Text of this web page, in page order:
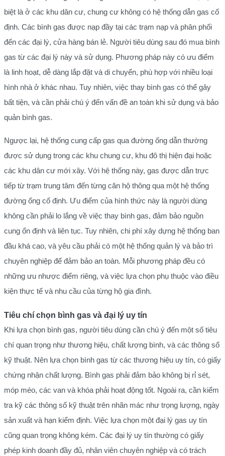
biệt là ở các khu dân cư, chung cư không có hệ thống dẫn gas cố
định. Các bình gas được nạp đầy tại các trạm nạp và phân phối
đến các đại lý, cửa hàng bán lẻ. Người tiêu dùng sau đó mua bình
gas từ các đại lý này và sử dụng. Phương pháp này có ưu điểm
là linh hoạt, dễ dàng lắp đặt và di chuyển, phù hợp với nhiều loại
hình nhà ở khác nhau. Tuy nhiên, việc thay bình gas có thể gây
bất tiện, và cần phải chú ý đến vấn đề an toàn khi sử dụng và bảo
quản bình gas.
Ngược lại, hệ thống cung cấp gas qua đường ống dẫn thường
được sử dụng trong các khu chung cư, khu đô thị hiện đại hoặc
các khu dân cư mới xây. Với hệ thống này, gas được dẫn trực
tiếp từ trạm trung tâm đến từng căn hộ thông qua một hệ thống
đường ống cố định. Ưu điểm của hình thức này là người dùng
không cần phải lo lắng về việc thay bình gas, đảm bảo nguồn
cung ổn định và liên tục. Tuy nhiên, chi phí xây dựng hệ thống ban
đầu khá cao, và yêu cầu phải có một hệ thống quản lý và bảo trì
chuyên nghiệp để đảm bảo an toàn. Mỗi phương pháp đều có
những ưu nhược điểm riêng, và việc lựa chọn phụ thuộc vào điều
kiện thực tế và nhu cầu của từng hộ gia đình.
Tiêu chí chọn bình gas và đại lý uy tín
Khi lựa chọn bình gas, người tiêu dùng cần chú ý đến một số tiêu
chí quan trọng như thương hiệu, chất lượng bình, và các thông số
kỹ thuật. Nên lựa chọn bình gas từ các thương hiệu uy tín, có giấy
chứng nhận chất lượng. Bình gas phải đảm bảo không bị rỉ sét,
móp méo, các van và khóa phải hoạt động tốt. Ngoài ra, cần kiểm
tra kỹ các thông số kỹ thuật trên nhãn mác như trọng lượng, ngày
sản xuất và hạn kiểm định. Việc lựa chọn một đại lý gas uy tín
cũng quan trọng không kém. Các đại lý uy tín thường có giấy
phép kinh doanh đầy đủ, nhân viên chuyên nghiệp và có trách